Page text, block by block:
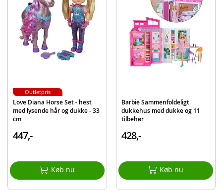
Mål: 26,7 x 43,6 x 17,3 cm (HxLxB)
Batteribehov: 3 x AAA-batterier (ikke inkluderet)
Alder: fra 3 år
BEMÆRK: Dukker medfølger ikke, sælges separat. Farver og dekorationer
EAN
Mærke
Love Diana Horse Set - hest
med lysende hår og dukke - 33
cm
447,-
Køb nu
Outletpris
Barbie Sammenfoldeligt
dukkehus med dukke og 11
tilbehør
428,-
Køb nu